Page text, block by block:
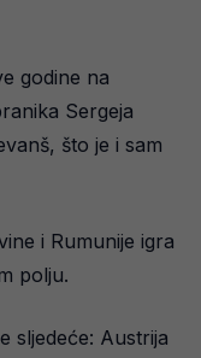
godine na
Sergeja
što je i sam
i Rumunije igra
polju.
sljedeće: Austrija